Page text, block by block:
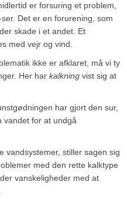
er forsuring et problem,
Det er en forurening, som
skade i et andet. Et
med vejr og vind.
ikke er afklaret, må vi ty
Her har kalkning vist sig at
har gjort den sur,
vandet for at undgå
vandsystemer, stiller sagen sig
med den rette kalktype
vanskeligheder med at